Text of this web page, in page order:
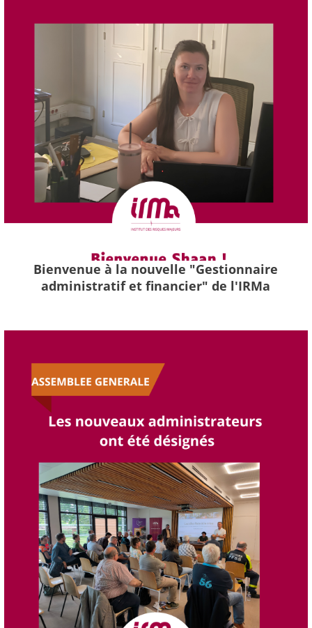
Bienvenue à la nouvelle "Gestionnaire
administratif et financier" de l'IRMa